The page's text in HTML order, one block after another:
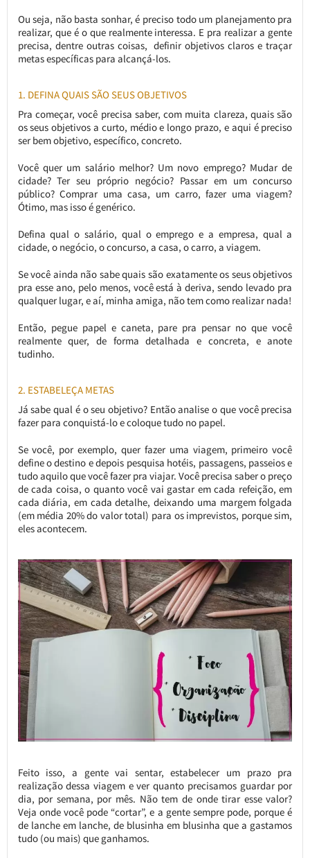
Ou seja, não basta sonhar, é preciso todo um planejamento pra
realizar, que é o que realmente interessa. E pra realizar a gente
precisa, dentre outras coisas, definir objetivos claros e traçar
metas específicas para alcançá-los.
1. DEFINA QUAIS SÃO SEUS OBJETIVOS
Pra começar, você precisa saber, com muita clareza, quais são
os seus objetivos a curto, médio e longo prazo, e aqui é preciso
ser bem objetivo, específico, concreto.
Você quer um salário melhor? Um novo emprego? Mudar de
cidade? Ter seu próprio negócio? Passar em um concurso
público? Comprar uma casa, um carro, fazer uma viagem?
Ótimo, mas isso é genérico.
Defina qual o salário, qual o emprego e a empresa, qual a
cidade, o negócio, o concurso, a casa, o carro, a viagem.
Se você ainda não sabe quais são exatamente os seus objetivos
pra esse ano, pelo menos, você está à deriva, sendo levado pra
qualquer lugar, e aí, minha amiga, não tem como realizar nada!
Então, pegue papel e caneta, pare pra pensar no que você
realmente quer, de forma detalhada e concreta, e anote
tudinho.
2. ESTABELEÇA METAS
Já sabe qual é o seu objetivo? Então analise o que você precisa
fazer para conquistá-lo e coloque tudo no papel.
Se você, por exemplo, quer fazer uma viagem, primeiro você
define o destino e depois pesquisa hotéis, passagens, passeios e
tudo aquilo que você fazer pra viajar. Você precisa saber o preço
de cada coisa, o quanto você vai gastar em cada refeição, em
cada diária, em cada detalhe, deixando uma margem folgada
(em média 20% do valor total) para os imprevistos, porque sim,
eles acontecem.
Feito isso, a gente vai sentar, estabelecer um prazo pra
realização dessa viagem e ver quanto precisamos guardar por
dia, por semana, por mês. Não tem de onde tirar esse valor?
Veja onde você pode “cortar”, e a gente sempre pode, porque é
de lanche em lanche, de blusinha em blusinha que a gastamos
tudo (ou mais) que ganhamos.